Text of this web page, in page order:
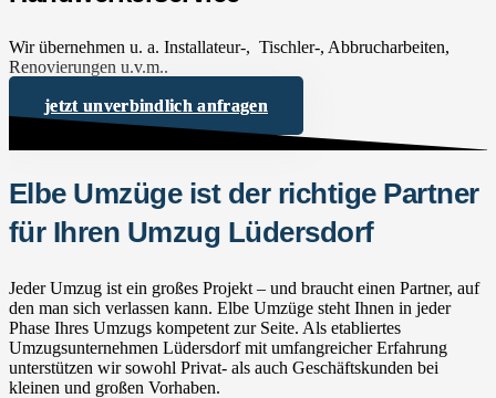
Wir übernehmen u. a. Installateur-, Tischler-, Abbrucharbeiten,
Renovierungen u.v.m..
jetzt unverbindlich anfragen
Elbe Umzüge ist der richtige Partner
für Ihren Umzug Lüdersdorf
Jeder Umzug ist ein großes Projekt – und braucht einen Partner, auf
den man sich verlassen kann. Elbe Umzüge steht Ihnen in jeder
Phase Ihres Umzugs kompetent zur Seite. Als etabliertes
Umzugsunternehmen Lüdersdorf mit umfangreicher Erfahrung
unterstützen wir sowohl Privat- als auch Geschäftskunden bei
kleinen und großen Vorhaben.